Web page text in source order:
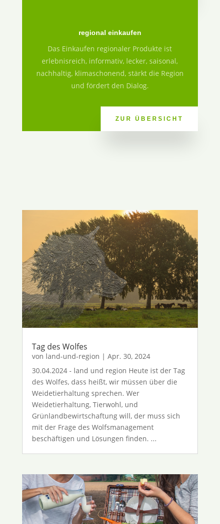
regional einkaufen
Das Einkaufen regionaler Produkte ist
erlebnisreich, informativ, lecker, saisonal,
nachhaltig, klimaschonend, stärkt die Region
und fördert den Dialog.
ZUR ÜBERSICHT
Tag des Wolfes
von land-und-region | Apr. 30, 2024
30.04.2024 - land und region Heute ist der Tag
des Wolfes, dass heißt, wir müssen über die
Weidetierhaltung sprechen. Wer
Weidetierhaltung, Tierwohl, und
Grünlandbewirtschaftung will, der muss sich
mit der Frage des Wolfsmanagement
beschäftigen und Lösungen finden. ...